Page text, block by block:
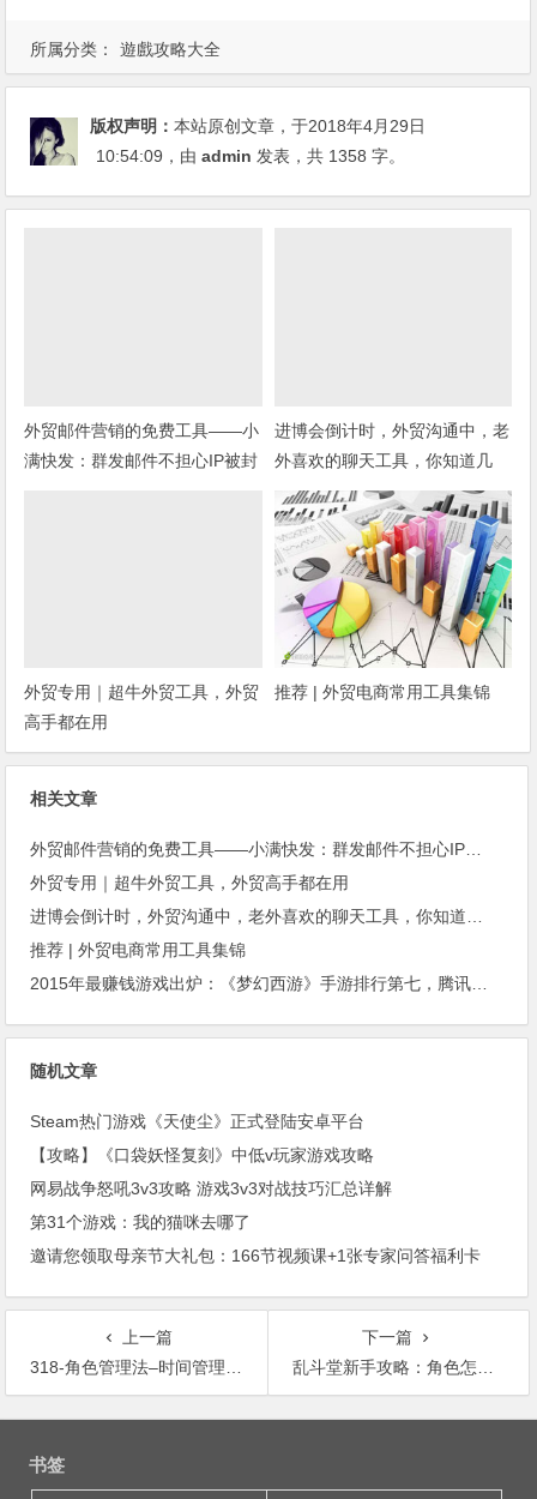
所属分类： 遊戲攻略大全
版权声明：本站原创文章，于2018年4月29日
10:54:09 ，由admin 发表，共 1358 字。
外贸邮件营销的免费工具——小
满快发：群发邮件不担心IP被封
进博会倒计时，外贸沟通中，老
外喜欢的聊天工具，你知道几
种？
外贸专用｜超牛外贸工具，外贸
高手都在用
推荐 | 外贸电商常用工具集锦
相关文章
外贸邮件营销的免费工具——小满快发：群发邮件不担心IP被封
外贸专用｜超牛外贸工具，外贸高手都在用
进博会倒计时，外贸沟通中，老外喜欢的聊天工具，你知道几种？
推荐 | 外贸电商常用工具集锦
2015年最赚钱游戏出炉：《梦幻西游》手游排行第七，腾讯总收入进前三
随机文章
Steam热门游戏《天使尘》正式登陆安卓平台
【攻略】《口袋妖怪复刻》中低v玩家游戏攻略
网易战争怒吼3v3攻略 游戏3v3对战技巧汇总详解
第31个游戏：我的猫咪去哪了
邀请您领取母亲节大礼包：166节视频课+1张专家问答福利卡
上一篇
318-角色管理法–时间管理方法
下一篇
乱斗堂新手攻略：角色怎么选,技能怎么学习
文
书签